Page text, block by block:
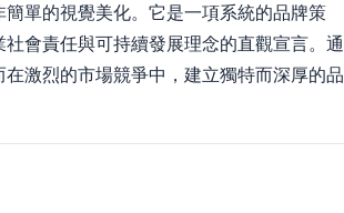
單的視覺美化。它是一項系統的品牌策
會責任與可持續發展理念的直觀宣言。通
激烈的市場競爭中，建立獨特而深厚的品